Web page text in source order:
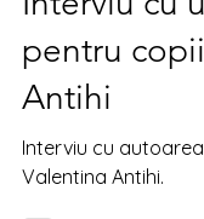
4 min de citit
Interviu cu un autor
Interviu cu
pentru
Antihi